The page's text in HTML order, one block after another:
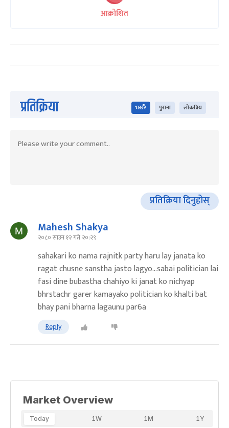
आक्रोशित
प्रतिक्रिया भर्खरै पुराना लोकप्रिय
प्रतिक्रिया दिनुहोस्
Mahesh Shakya
२०८० साउन १२ गते २०:२९
sahakari ko nama rajnitk party haru lay janata ko
ragat chusne sanstha jasto lagyo...sabai politician lai
fasi dine bubastha chahiyo ki janat ko nichyap
bhrstachr garer kamayako politician ko khalti bat
bhay pani bharna lagaunu par6a
Reply